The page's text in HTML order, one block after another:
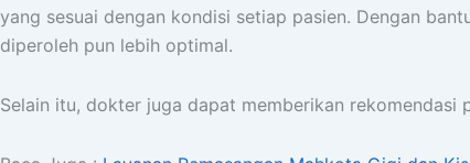
yang sesuai dengan kondisi setiap pasien. Dengan
diperoleh pun lebih optimal.
Selain itu, dokter juga dapat memberikan